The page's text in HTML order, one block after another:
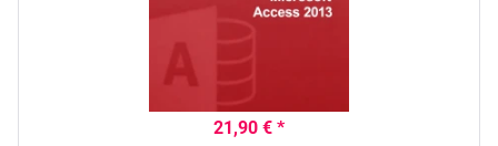
21,90 € *